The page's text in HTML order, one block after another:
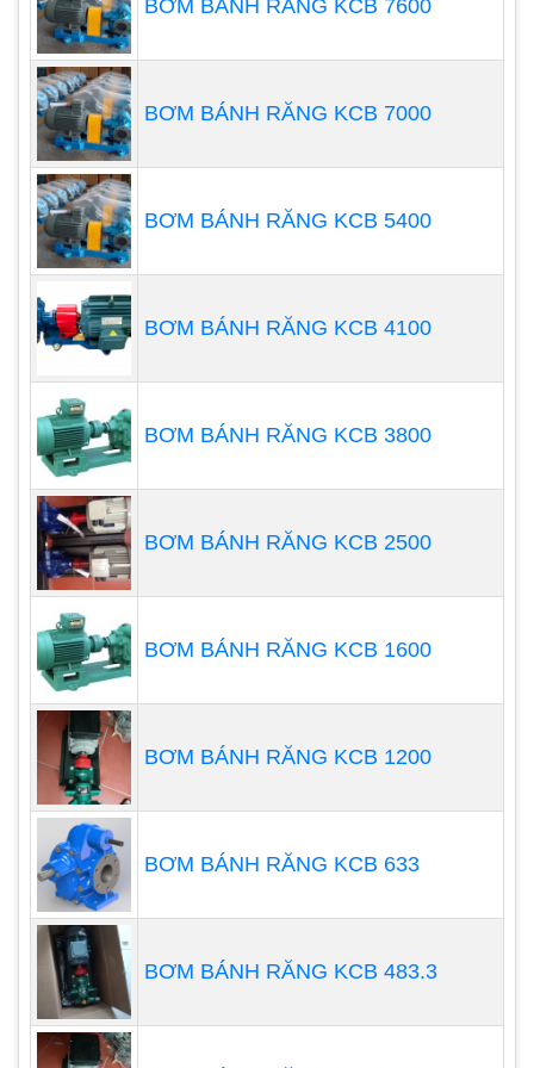
Máy bơm chìm giếng khoan Pentax
Bơm chìm giếng khoan giá rẻPentax là dòng
bơm nhập khẩu nguyên chiếc từ Ý. Bơm được
thiết kế với toàn bộ thân bơm đều được làm bằng
inox có khả năng chống gỉ tốt. Nhờ vậy các sản
phẩm máy bơm chìm giếng khoan của Pentax
thường có độ bền cao và ít mòn .
BƠM BÁNH RĂNG KCB 7600
BƠM BÁNH RĂNG KCB 7000
BƠM BÁNH RĂNG KCB 5400
BƠM BÁNH RĂNG KCB 4100
BƠM BÁNH RĂNG KCB 3800
BƠM BÁNH RĂNG KCB 2500
BƠM BÁNH RĂNG KCB 1600
BƠM BÁNH RĂNG KCB 1200
BƠM BÁNH RĂNG KCB 633
BƠM BÁNH RĂNG KCB 483.3